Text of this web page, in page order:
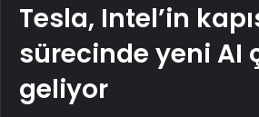
Tesla, Intel’in
sürecinde yeni AI
geliyor